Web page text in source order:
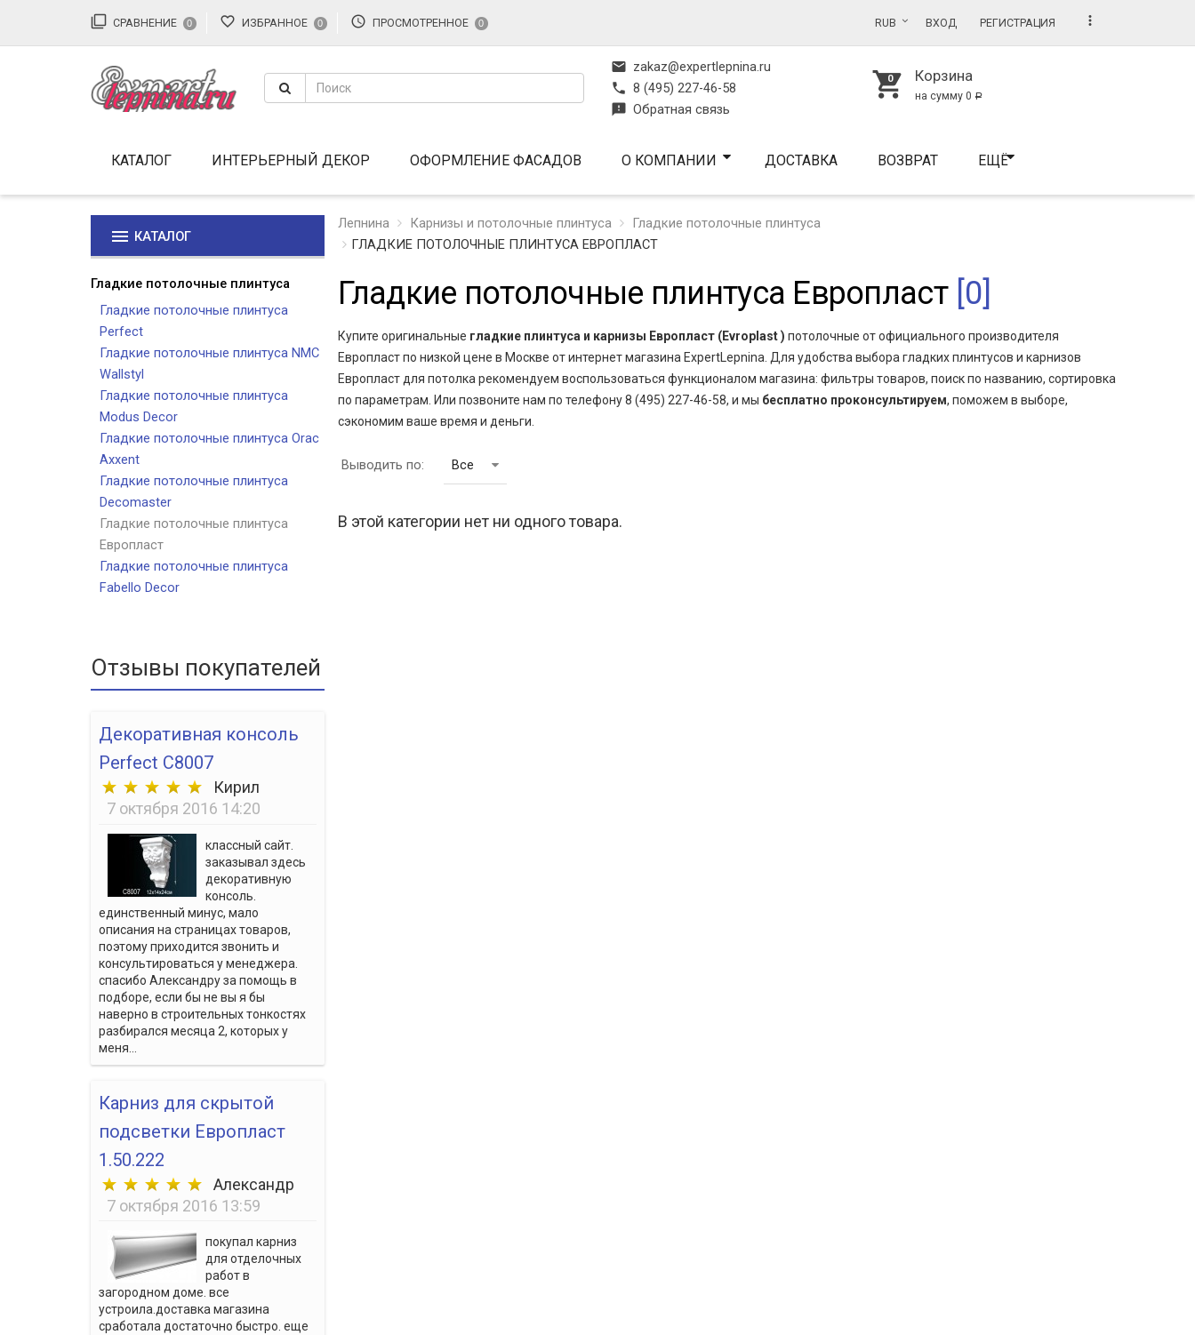
filter_none СРАВНЕНИЕ 0 favorite_border ИЗБРАННОЕ 0 access_time ПРОСМОТРЕННОЕ 0 RUB ВХОД РЕГИСТРАЦИЯ more_vert
mail zakaz@expertlepnina.ru
phone 8 (495) 227-46-58
feedback Обратная связь
shopping_cart Корзина
на сумму 0 Р
КАТАЛОГ ИНТЕРЬЕРНЫЙ ДЕКОР ОФОРМЛЕНИЕ ФАСАДОВ О КОМПАНИИ ДОСТАВКА ВОЗВРАТ ЕЩЁ
menu КАТАЛОГ
Гладкие потолочные плинтуса
Гладкие потолочные плинтуса
Perfect
Гладкие потолочные плинтуса NMC
Wallstyl
Гладкие потолочные плинтуса
Modus Decor
Гладкие потолочные плинтуса Orac
Axxent
Гладкие потолочные плинтуса
Decomaster
Гладкие потолочные плинтуса
Европласт
Гладкие потолочные плинтуса
Fabello Decor
Отзывы покупателей
Декоративная консоль
Perfect C8007
Кирил
7 октября 2016 14:20
классный сайт.
заказывал здесь
декоративную
консоль.
единственный минус, мало
описания на страницах товаров,
поэтому приходится звонить и
консультироваться у менеджера.
спасибо Александру за помощь в
подборе, если бы не вы я бы
наверно в строительных тонкостях
разбирался месяца 2, которых у
меня...
Карниз для скрытой
подсветки Европласт
1.50.222
Александр
7 октября 2016 13:59
покупал карниз
для отделочных
работ в
загородном доме. все
устроила.доставка магазина
сработала достаточно быстро. еще
Лепнина Карнизы и потолочные плинтуса
Гладкие потолочные плинтуса
ГЛАДКИЕ ПОТОЛОЧНЫЕ ПЛИНТУСА ЕВРОПЛАСТ
Гладкие потолочные плинтуса Европласт[0]
Купите оригинальные гладкие плинтуса и карнизы Европласт (Evroplast ) потолочные от официального производителя
Европласт по низкой цене в Москве от интернет магазина ExpertLepnina. Для удобства выбора гладких плинтусов и карнизов
Европласт для потолка рекомендуем воспользоваться функционалом магазина: фильтры товаров, поиск по названию, сортировка
по параметрам. Или позвоните нам по телефону 8 (495) 227-46-58, и мы бесплатно проконсультируем, поможем в выборе,
сэкономим ваше время и деньги.
Выводить по: Все
В этой категории нет ни одного товара.